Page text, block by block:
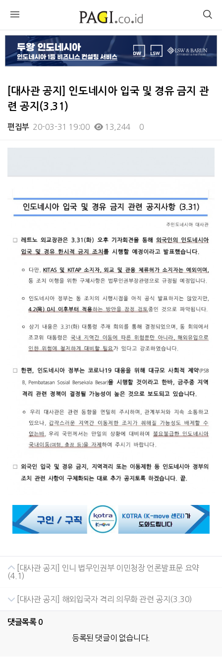
[대사관 공지] 인도네시아 입국 및 경유 금지 관
련 공지(3.31)
편집부 20-03-31 19:00 13,244 0
[대사관 공지] 인니 법무인권부 이민청장 언론발표문 요약
(4.1)
[대사관 공지] 해외입국자 격리 의무화 관련 공지(3.30)
댓글목록 0
등록된 댓글이 없습니다.